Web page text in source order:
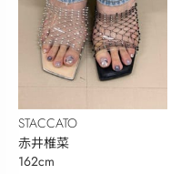
STACCATO
赤井椎菜
162cm